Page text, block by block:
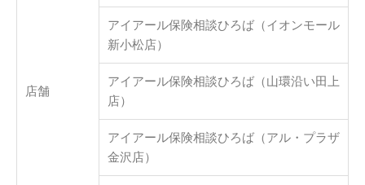
店舗
アイアール保険相談ひろば（イオンモール
新小松店）
アイアール保険相談ひろば（山環沿い田上
店）
アイアール保険相談ひろば（アル・プラザ
金沢店）